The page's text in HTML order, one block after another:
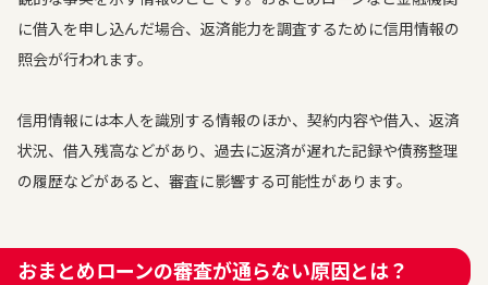
に借入を申し込んだ場合、返済能力を調査するために信用情報の
照会が行われます。
信用情報には本人を識別する情報のほか、契約内容や借入、返済
状況、借入残高などがあり、過去に返済が遅れた記録や債務整理
の履歴などがあると、審査に影響する可能性があります。
おまとめローンの審査が通らない原因とは？